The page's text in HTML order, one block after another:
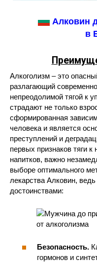
Алковин
в
Алкоголизм – это
разлагающий
непреодолимой тягой к
страдают не только
сформированная
человека и является
преступлений и
первых признаков тяги
напитков, важно
выборе оптимального
лекарства Алковин,
достоинствами:
Безопасность.
гормонов и